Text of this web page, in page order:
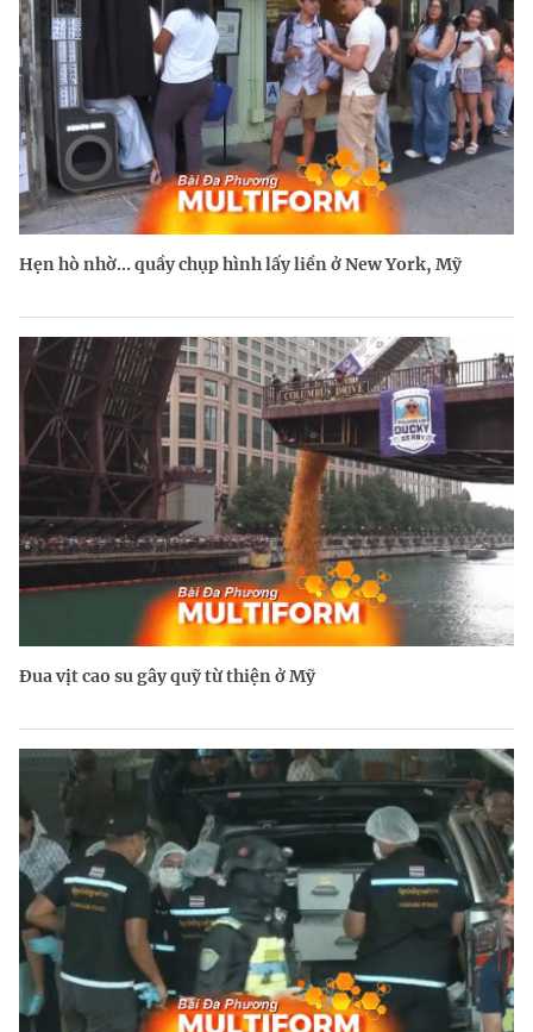
Hẹn hò nhờ... quầy chụp hình lấy liền ở New York, Mỹ
Đua vịt cao su gây quỹ từ thiện ở Mỹ